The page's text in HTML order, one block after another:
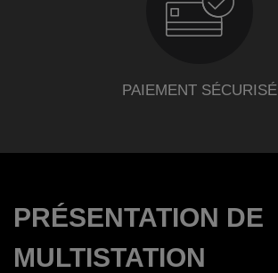
PAIEMENT SÉCURISÉ
PRÉSENTATION DE
MULTISTATION